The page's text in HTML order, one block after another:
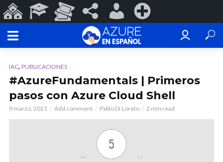
IAC, PUBLICACIONES
#AzureFundamentals | Primeros
pasos con Azure Cloud Shell
9 marzo, 2021 Add comment Pablo Di Loreto 2 min read
5
Sitios
de
Programas
Educativos
Eventos
y
Espectáculos
#ConoSurTech
en
redes
Iniciar
sesión